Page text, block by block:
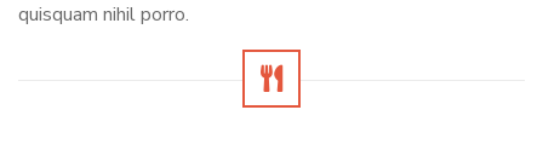
quisquam nihil porro.